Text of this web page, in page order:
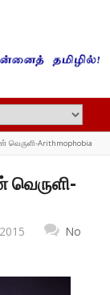
Arithmophobia
No